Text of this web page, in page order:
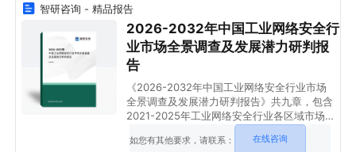
智研咨询 - 精品报告
2026-2032年中国工业网络安全行
业市场全景调查及发展潜力研判报
告
《2026-2032年中国工业网络安全行业市场
全景调查及发展潜力研判报告》共九章，包含
2021-2025年工业网络安全行业各区域市场
概况，工业网络安全行业主要优势企业分析，
2026-2032年中国工业网络安全行业发展前
如您有其他要求，请联系： 在线咨询